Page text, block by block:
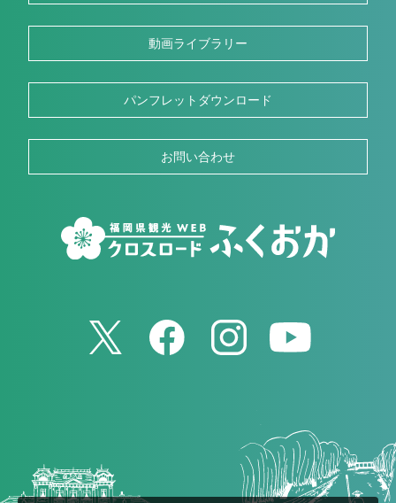
動画ライブラリー
パンフレットダウンロード
お問い合わせ